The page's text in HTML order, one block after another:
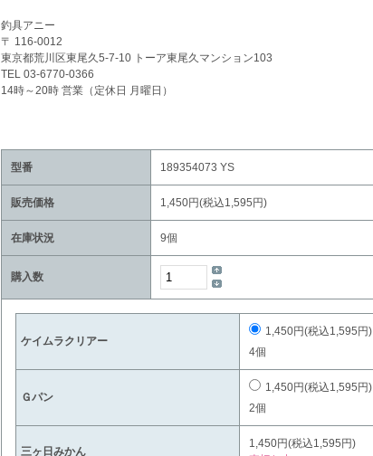
釣具アニー
〒 116-0012
東京都荒川区東尾久5-7-10 トーア東尾久マンション103
TEL 03-6770-0366
14時～20時 営業（定休日 月曜日）
型番 189354073 YS
販売価格 1,450円(税込1,595円)
在庫状況 9個
購入数
ケイムラクリアー
1,450円(税込1,595円)
4個
Ｇパン
1,450円(税込1,595円)
2個
三ヶ日みかん
1,450円(税込1,595円)